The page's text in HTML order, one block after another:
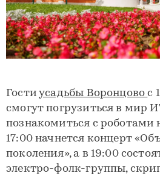
Гостиусадьбы Воронцовос
смогут погрузиться в мир
познакомиться с роботами
17:00 начнется концерт
поколения», а в 19:00
электро-фолк-группы,